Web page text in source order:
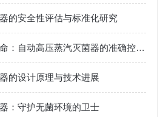
的安全性评估与标准化研究
智能时代的灭菌革命：自动高压蒸汽灭菌器的准确控制与安全升级
的设计原理与技术进展
：守护无菌环境的卫士